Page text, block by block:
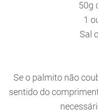
50g
1
Sal
Se o palmito não
sentido do